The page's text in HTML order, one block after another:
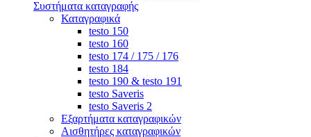
Συστήματα καταγραφής
Καταγραφικά
testo 150
testo 160
testo 174 / 175 / 176
testo 184
testo 190 & testo 191
testo Saveris
testo Saveris 2
Εξαρτήματα καταγραφικών
Αισθητήρες καταγραφικών